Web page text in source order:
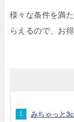
様々な条件を満
らえるので、お
みちゃっと